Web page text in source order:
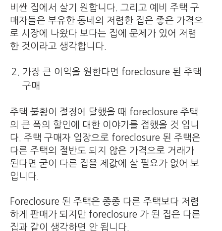
비싼 집에서 살기 원합니다. 그리고 예비 주택 구
매자들은 부유한 동네의 저렴한 집은 좋은 가격으
로 시장에 나왔다 보다는 집에 문제가 있어 저렴
한 것이라고 생각합니다.
가장 큰 이익을 원한다면 foreclosure 된 주택
구매
주택 불황이 절정에 달했을 때 foreclosure 주택
의 큰 폭의 할인에 대한 이야기를 접했을 것 입니
다. 주택 구매자 입장으로 foreclosure 된 주택은
다른 주택의 절반도 되지 않은 가격으로 거래가
된다면 굳이 다른 집을 제값에 살 필요가 없어 보
입니다.
Foreclosure 된 주택은 종종 다른 주택보다 저렴
하게 판매가 되지만 foreclosure 가 된 집은 다른
집과 같이 생각하면 안 됩니다.